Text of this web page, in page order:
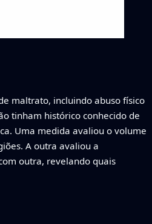
maltrato, incluindo abuso físico
tinham histórico conhecido de
Uma medida avaliou o volume
A outra avaliou a
outra, revelando quais